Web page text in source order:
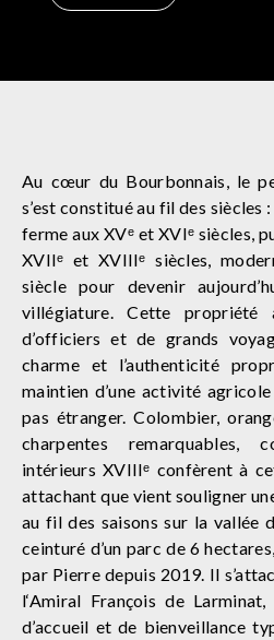
Au cœur du Bourbonnais, le
s’est constitué au fil des siècles
ferme aux XVᵉ et XVIᵉ siècles,
XVIIᵉ et XVIIIᵉ siècles,
siècle pour devenir
villégiature. Cette propriété
d’officiers et de grands
charme et l’authenticité
maintien d’une activité
pas étranger. Colombier,
charpentes remarquables,
intérieurs XVIIIᵉ confèrent à
attachant que vient souligner
au fil des saisons sur la vallée
ceinturé d’un parc de 6
par Pierre depuis 2019. Il
l‘Amiral François de
d’accueil et de bienveillance